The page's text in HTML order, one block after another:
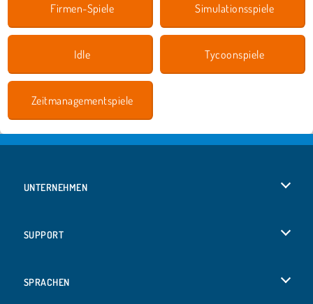
Firmen-Spiele Simulationsspiele
Idle Tycoonspiele
Zeitmanagementspiele
UNTERNEHMEN
SUPPORT
SPRACHEN